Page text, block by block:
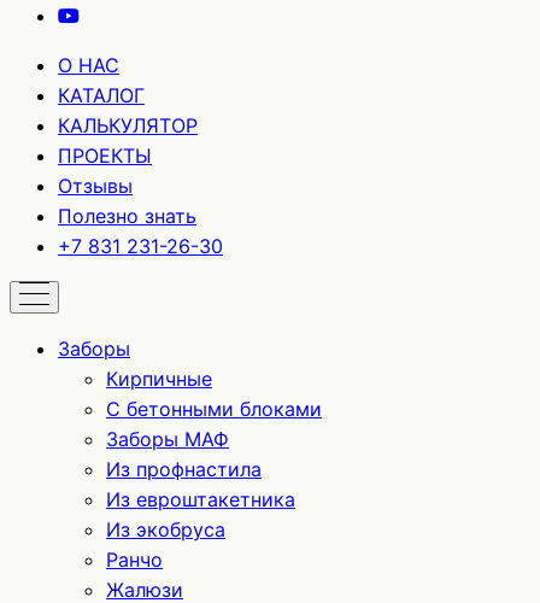
О НАС
КАТАЛОГ
КАЛЬКУЛЯТОР
ПРОЕКТЫ
Отзывы
Полезно знать
+7 831 231-26-30
Заборы
Кирпичные
С бетонными блоками
Заборы МАФ
Из профнастила
Из евроштакетника
Из экобруса
Ранчо
Жалюзи